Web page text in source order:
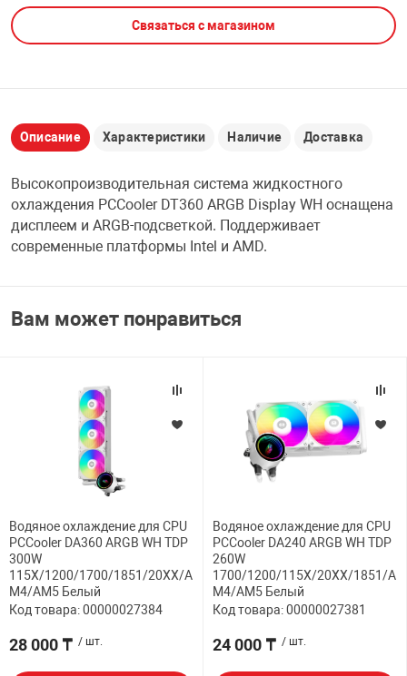
PCI АДАПТЕРЫ
USB
НАБОР ДЛЯ
CD-DVD ДИСКИ
ЛЕНТА ДЛЯ
ДОМА
ТЕХНИКА
Связаться с магазином
Описание Характеристики Наличие Доставка
Высокопроизводительная система жидкостного
охлаждения PCCooler DT360 ARGB Display WH оснащена
дисплеем и ARGB-подсветкой. Поддерживает
современные платформы Intel и AMD.
Вам может понравиться
Водяное охлаждение для CPU
PCCooler DA360 ARGB WH TDP
300W
115X/1200/1700/1851/20XX/A
M4/AM5 Белый
Код товара: 00000027384
28 000 ₸ / шт.
Водяное охлаждение для CPU
PCCooler DA240 ARGB WH TDP
260W
1700/1200/115X/20XX/1851/A
M4/AM5 Белый
Код товара: 00000027381
24 000 ₸ / шт.